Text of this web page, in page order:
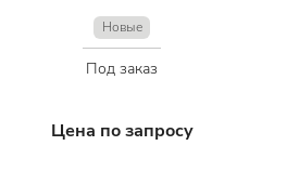
Новые
Под заказ
Цена по запросу